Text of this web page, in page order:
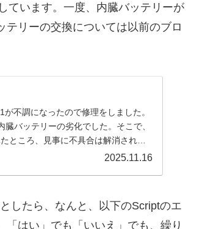
ています。一度、内臓バッテリーが
リーの交換については以前のブロ
不調になったので修理をしました。
バッテリーの劣化でした。そこで、
ところ、見事に不具合は解消されま
2025.11.16
したら、なんと、以下のScriptのエ
はい」でも「いいえ」でも、繰り